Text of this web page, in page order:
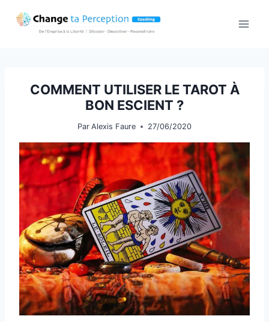
COMMENT UTILISER LE TAROT À
BON ESCIENT ?
Par Alexis Faure 27/06/2020